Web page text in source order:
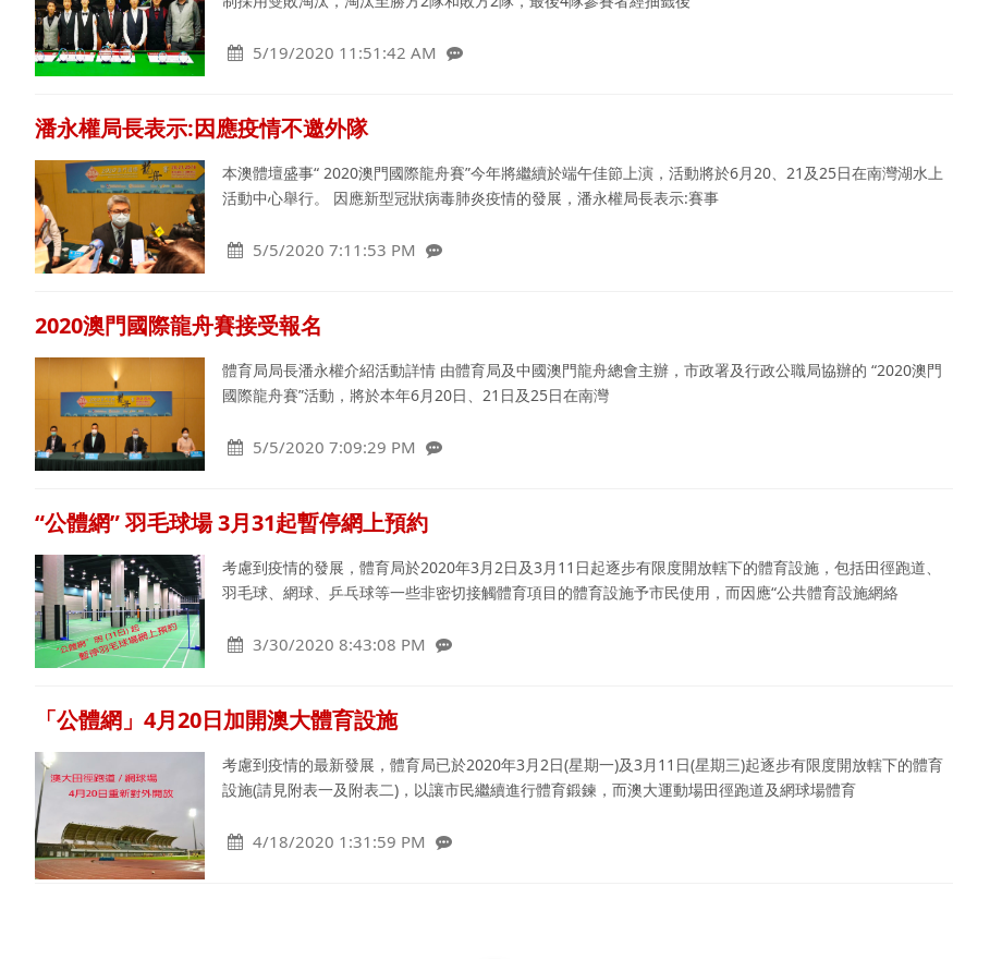
5/19/2020 11:51:42 AM
潘永權局長表示:因應疫情不邀外隊
本澳體壇盛事“ 2020澳門國際龍舟賽”今年將繼續於端午佳節上演，活動將於6月20、21及25日在南灣湖水上
活動中心舉行。 因應新型冠狀病毒肺炎疫情的發展，潘永權局長表示:賽事
5/5/2020 7:11:53 PM
2020澳門國際龍舟賽接受報名
體育局局長潘永權介紹活動詳情 由體育局及中國澳門龍舟總會主辦，市政署及行政公職局協辦的 “2020澳門
國際龍舟賽”活動，將於本年6月20日、21日及25日在南灣
5/5/2020 7:09:29 PM
“公體網” 羽毛球場 3月31起暫停網上預約
考慮到疫情的發展，體育局於2020年3月2日及3月11日起逐步有限度開放轄下的體育設施，包括田徑跑道、
羽毛球、網球、乒乓球等一些非密切接觸體育項目的體育設施予市民使用，而因應“公共體育設施網絡
3/30/2020 8:43:08 PM
「公體網」4月20日加開澳大體育設施
考慮到疫情的最新發展，體育局已於2020年3月2日(星期一)及3月11日(星期三)起逐步有限度開放轄下的體育
設施(請見附表一及附表二)，以讓市民繼續進行體育鍛鍊，而澳大運動場田徑跑道及網球場體育
4/18/2020 1:31:59 PM